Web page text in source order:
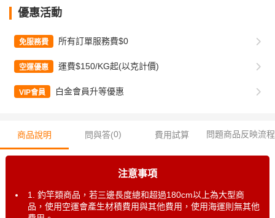
優惠活動
免服務費 所有訂單服務費$0
空運優惠 運費$150/KG起(以克計價)
VIP會員 白金會員升等優惠
商品說明 問與答(0) 費用試算 問題商品反映流程
注意事項
1. 釣竿類商品，若三邊長度總和超過180cm以上為大型商
品，使用空運會產生材積費用與其他費用，使用海運則無其他